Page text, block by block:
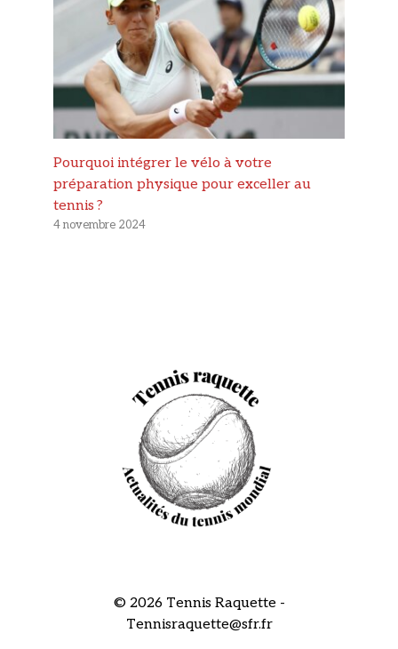
Pourquoi intégrer le vélo à votre
préparation physique pour exceller au
tennis ?
4 novembre 2024
© 2026 Tennis Raquette -
Tennisraquette@sfr.fr